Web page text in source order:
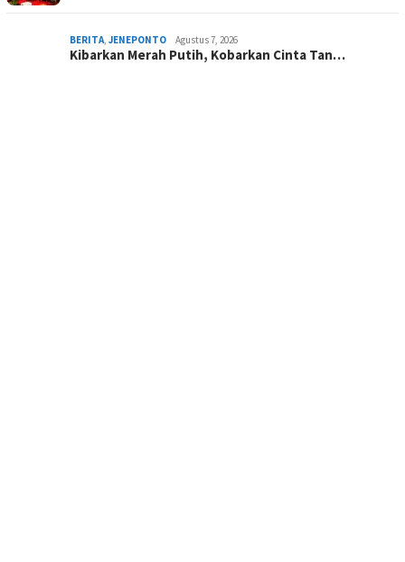
BERITA, JENEPONTO Agustus 7, 2026
Kibarkan Merah Putih, Kobarkan Cinta Tan…